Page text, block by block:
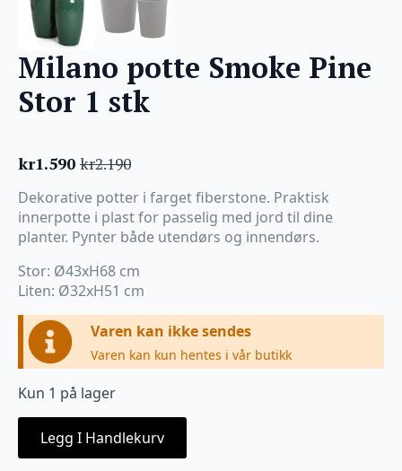
Milano potte Smoke Pine
Stor 1 stk
kr2.190
Opprinnelig
pris
var:
kr2.190.
kr1.590
Nåværende
pris
er:
kr1.590.
Dekorative potter i farget fiberstone. Praktisk
innerpotte i plast for passelig med jord til dine
planter. Pynter både utendørs og innendørs.
Stor: Ø43xH68 cm
Liten: Ø32xH51 cm
Varen kan ikke sendes
Varen kan kun hentes i vår butikk
Kun 1 på lager
Legg I Handlekurv